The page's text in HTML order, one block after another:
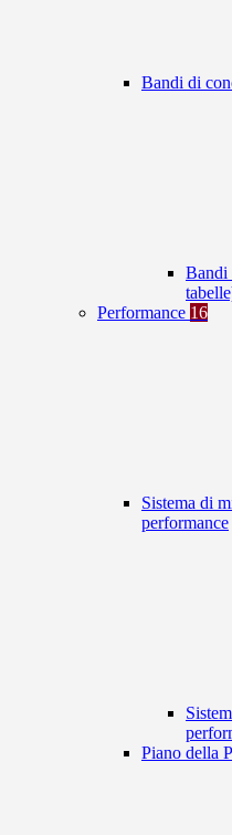
Bandi di
Bandi
Performance 16
Sistema di
performance
Piano della